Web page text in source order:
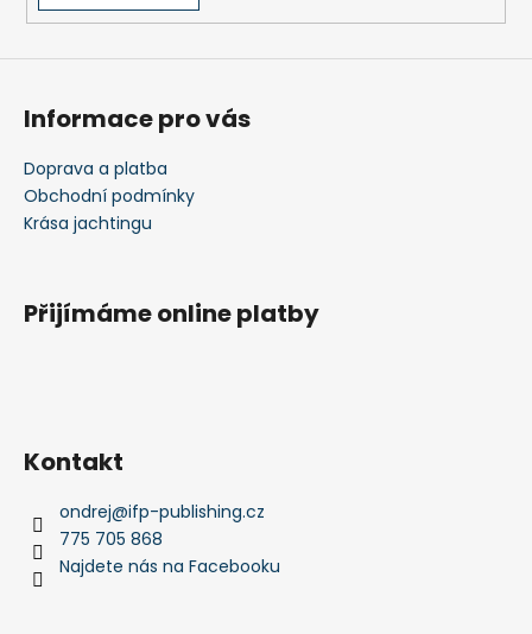
Informace pro vás
Doprava a platba
Obchodní podmínky
Krása jachtingu
Přijímáme online platby
Kontakt
ondrej@ifp-publishing.cz
775 705 868
Najdete nás na Facebooku